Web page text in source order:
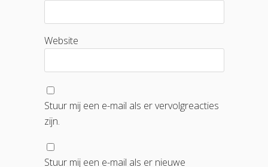
Website
Stuur mij een e-mail als er vervolgreacties
zijn.
Stuur mij een e-mail als er nieuwe